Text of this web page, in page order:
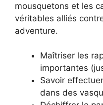
mousquetons et les
véritables alliés
adventure.
Maîtriser les
importantes
Savoir
dans des